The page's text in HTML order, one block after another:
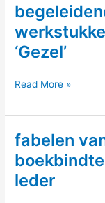
Examenwerkstuk
handboekbinden
“Gezel”
‘Gezel’
begeleidend
eindexamen
werkstukken
handboekbinden
‘Gezel’
Read More »
fabelen
leder